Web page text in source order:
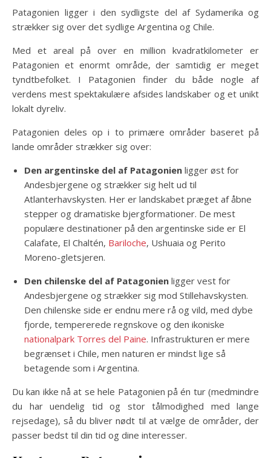
Patagonien ligger i den sydligste del af Sydamerika og
strækker sig over det sydlige Argentina og Chile.
Med et areal på over en million kvadratkilometer er
Patagonien et enormt område, der samtidig er meget
tyndtbefolket. I Patagonien finder du både nogle af
verdens mest spektakulære afsides landskaber og et unikt
lokalt dyreliv.
Patagonien deles op i to primære områder baseret på
lande områder strækker sig over:
Den argentinske del af Patagonien ligger øst for
Andesbjergene og strækker sig helt ud til
Atlanterhavskysten. Her er landskabet præget af åbne
stepper og dramatiske bjergformationer. De mest
populære destinationer på den argentinske side er El
Calafate, El Chaltén, Bariloche, Ushuaia og Perito
Moreno-gletsjeren.
Den chilenske del af Patagonien ligger vest for
Andesbjergene og strækker sig mod Stillehavskysten.
Den chilenske side er endnu mere rå og vild, med dybe
fjorde, tempererede regnskove og den ikoniske
nationalpark Torres del Paine. Infrastrukturen er mere
begrænset i Chile, men naturen er mindst lige så
betagende som i Argentina.
Du kan ikke nå at se hele Patagonien på én tur (medmindre
du har uendelig tid og stor tålmodighed med lange
rejsedage), så du bliver nødt til at vælge de områder, der
passer bedst til din tid og dine interesser.